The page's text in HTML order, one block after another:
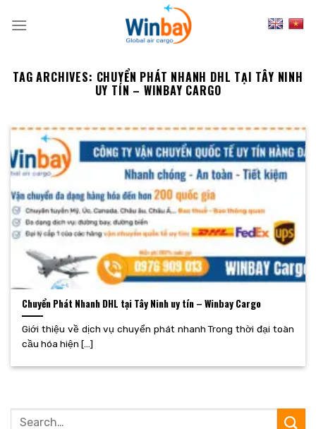
TAG ARCHIVES: CHUYỂN PHÁT NHANH DHL TẠI TÂY NINH
UY TÍN – WINBAY CARGO
Chuyển Phát Nhanh DHL tại Tây Ninh uy tín – Winbay Cargo
Giới thiệu về dịch vụ chuyển phát nhanh Trong thời đại toàn
cầu hóa hiện [...]